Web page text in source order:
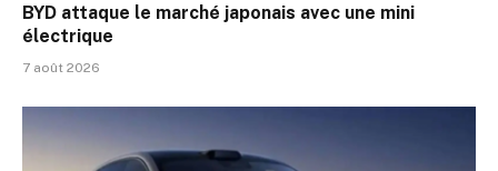
BYD attaque le marché japonais avec une mini
électrique
7 août 2026